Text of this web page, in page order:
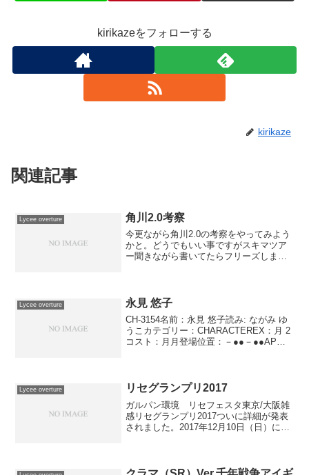
kirikazeをフォローする
kirikaze
関連記事
Lycee overture 角川2.0考察
今更ながら角川2.0の考察をやってみよう
かと。どうでもいい事ですがスキマツア
ー聞きながら書いてたらフリーズしまし
茉莉とアナ...
Lycee overture 永見 悠子
CH-3154名前：永見 悠子読み: ながみ ゆ
うこカテゴリー：CHARACTEREX：月 2
コスト：月月登場位置：－●●－●●AP：
Lycee overture リセグランプリ2017
ガルパン環境 リセフェスタ東京/大阪雑
感リセグランプリ2017ついに詳細が発表
されました。2017年12月10日（日）に東
開催...